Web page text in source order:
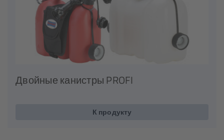
Двойные канистры PROFI
К продукту